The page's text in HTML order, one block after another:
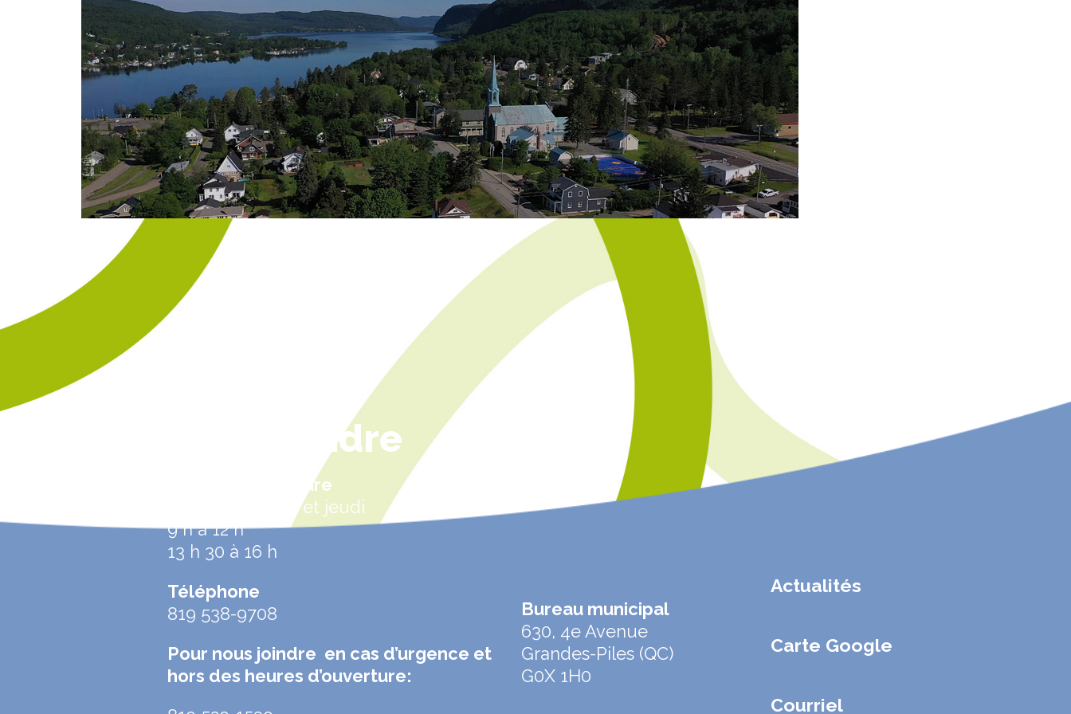
Nous joindre
Heures d’ouverture
Lundi, mercredi et jeudi
9 h à 12 h
13 h 30 à 16 h
Téléphone
819 538-9708
Pour nous joindre en cas d’urgence et
hors des heures d’ouverture:
Bureau municipal
630, 4e Avenue
Grandes-Piles (QC)
G0X 1H0
Actualités
Carte Google
Courriel